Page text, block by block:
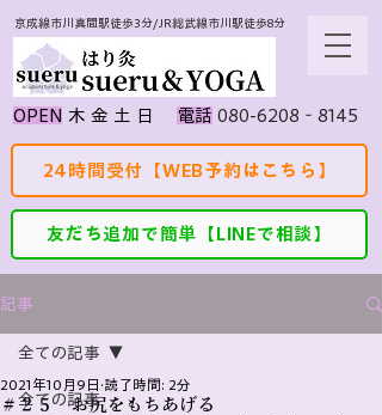
京成線市川真間駅徒歩3分/JR総武線市川駅徒歩8分
​OPEN ​木 金 土 日 ​電話 080-6208‐8145
24時間受付【WEB予約はこちら】
友だち追加で簡単【LINEで相談】
記事
全ての記事
全ての記事
＃２５ お尻をもちあげる
2021年10月9日 読了時間: 2分